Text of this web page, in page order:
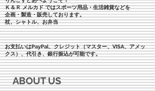
Ｋ＆Ｒ メルカド ではスポーツ用品・生活雑貨などを
企画・製造・販売しております。
杖、シャトル、お弁当
​お支払いはPayPal、クレジット（マスター、VISA、アメッ
クス）、代引き、銀行振込が可能です。
ABOUT US